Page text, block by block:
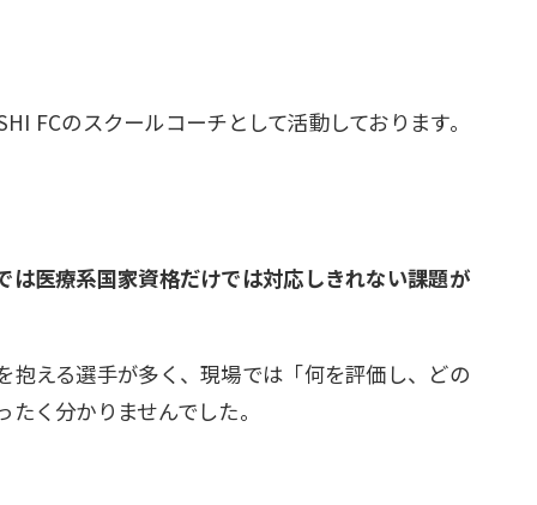
FCのスクールコーチとして活動しております。
は医療系国家資格だけでは対応しきれない課題が
抱える選手が多く、現場では「何を評価し、どの
く分かりませんでした。